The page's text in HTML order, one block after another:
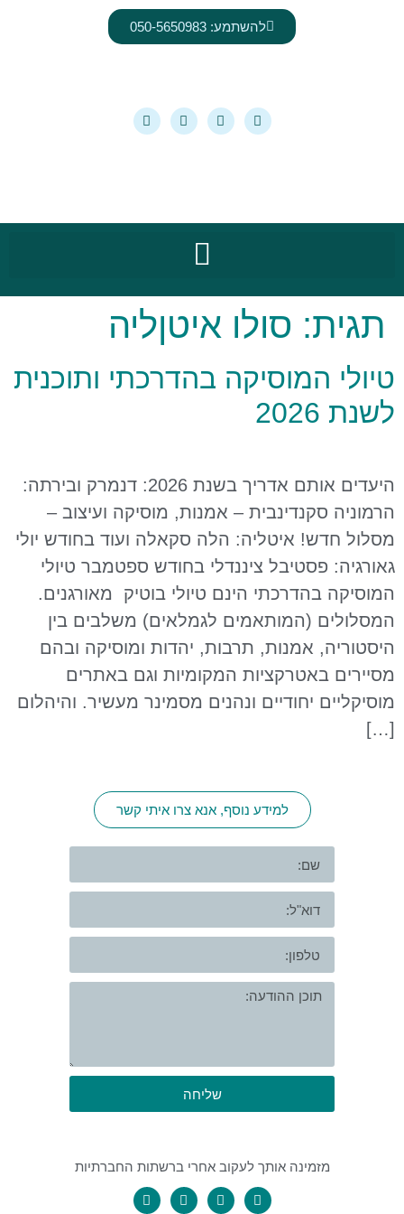
להשתמע: 050-5650983
תגית: סולו איטןליה
טיולי המוסיקה בהדרכתי ותוכנית
לשנת 2026
היעדים אותם אדריך בשנת 2026: דנמרק ובירתה:
הרמוניה סקנדינבית – אמנות, מוסיקה ועיצוב –
מסלול חדש! איטליה: הלה סקאלה ועוד בחודש יולי
גאורגיה: פסטיבל ציננדלי בחודש ספטמבר טיולי
המוסיקה בהדרכתי הינם טיולי בוטיק מאורגנים.
המסלולים (המותאמים לגמלאים) משלבים בין
היסטוריה, אמנות, תרבות, יהדות ומוסיקה ובהם
מסיירים באטרקציות המקומיות וגם באתרים
מוסיקליים יחודיים ונהנים מסמינר מעשיר. והיהלום
[…]
למידע נוסף, אנא צרו איתי קשר
שליחה
מזמינה אותך לעקוב אחרי ברשתות החברתיות